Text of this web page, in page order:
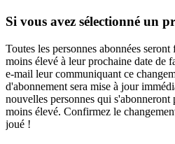
Si vous avez sélectionné un
Toutes les personnes abonnées
moins élevé à leur prochaine date de
e-mail leur communiquant ce
d'abonnement sera mise à jour
nouvelles personnes qui
moins élevé. Confirmez le
joué !